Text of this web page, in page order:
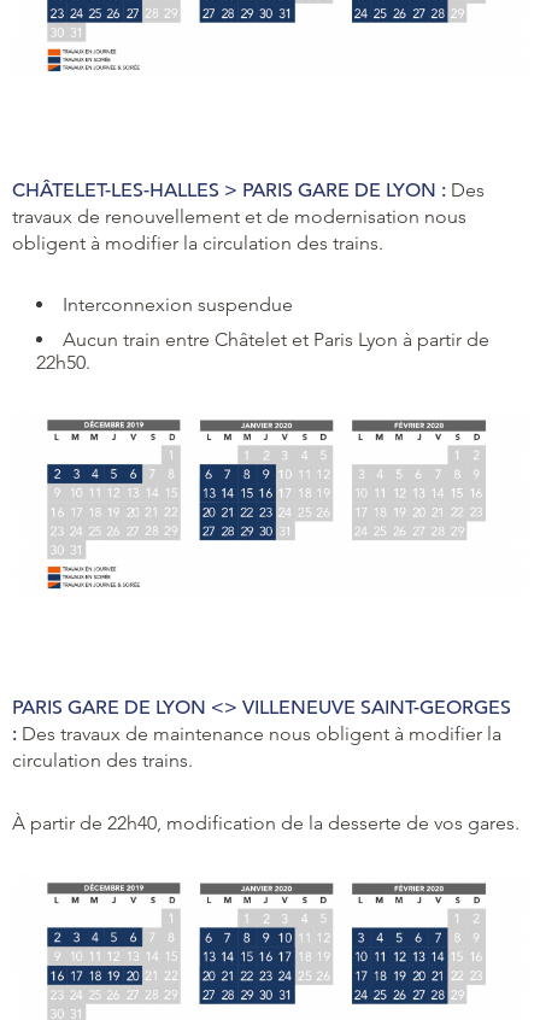
CHÂTELET-LES-HALLES > PARIS GARE DE LYON : Des
travaux de renouvellement et de modernisation nous
obligent à modifier la circulation des trains.
Interconnexion suspendue
Aucun train entre Châtelet et Paris Lyon à partir de
22h50.
PARIS GARE DE LYON <> VILLENEUVE SAINT-GEORGES
: Des travaux de maintenance nous obligent à modifier la
circulation des trains.
À partir de 22h40, modification de la desserte de vos gares.